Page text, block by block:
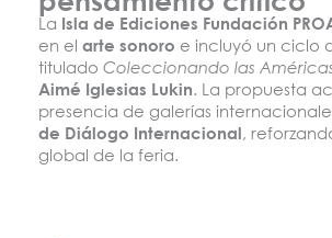
La Isla de Ediciones Fundación
en el arte sonoro e incluyó un ciclo
titulado Coleccionando las
Aimé Iglesias Lukin. La propuesta
presencia de galerías
de Diálogo Internacional,
global de la feria.